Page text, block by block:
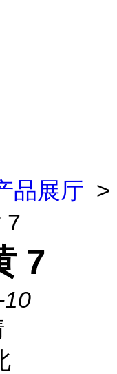
品展厅 >
7
7